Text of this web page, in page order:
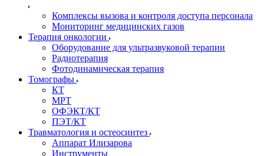
Комплексы вызова и контроля доступа персонала
Мониторинг медицинских газов
Терапия онкологии
Оборудование для ультразвуковой терапии
Радиотерапия
Фотодинамическая терапия
Томографы
КТ
МРТ
ОФЭКТ/КТ
ПЭТ/КТ
Травматология и остеосинтез
Аппарат Илизарова
Инструменты